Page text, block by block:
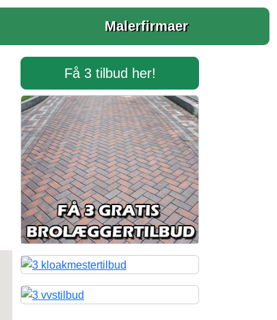
Malerfirmaer
Få 3 tilbud her!